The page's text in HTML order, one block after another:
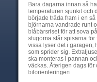
Bara dagarna innan så
temperaturen sjunkit och
började träda fram i en
björnarna vandrade runt
blåbärsriset för att sova
stugorna står spisarna
vissa lyser det i garagen,
som sprider sig.
ska monteras i pannan
väckas. Återigen dags
bilorienteringen.